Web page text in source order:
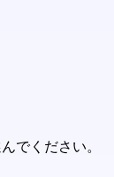
でください。